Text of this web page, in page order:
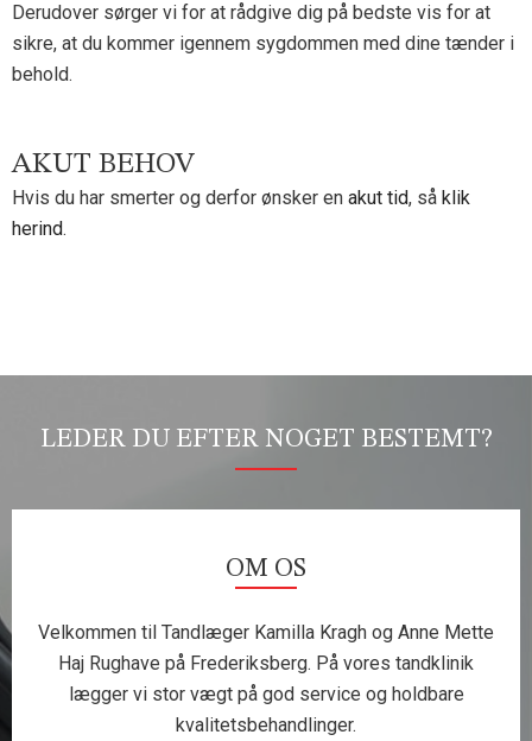
Derudover sørger vi for at rådgive dig på bedste vis for at
sikre, at du kommer igennem sygdommen med dine tænder i
behold.
AKUT BEHOV
Hvis du har smerter og derfor ønsker en akut tid, så klik
herind.
LEDER DU EFTER NOGET BESTEMT?
OM OS
Velkommen til Tandlæger Kamilla Kragh og Anne Mette
Haj Rughave på Frederiksberg. På vores tandklinik
lægger vi stor vægt på god service og holdbare
kvalitetsbehandlinger.